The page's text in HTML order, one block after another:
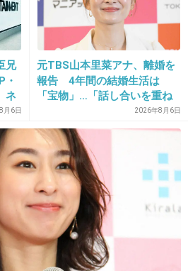
えも続いたことないです。
追いつかずに溜まってしまい解約
+8 -0
ムex飲んでる
+11 -0
兄
・
ネ
」
月6日
元TBS山本里菜アナ、離婚を
報告 4年間の結婚生活は
「宝物」…「話し合いを重ね
2026年8月6日